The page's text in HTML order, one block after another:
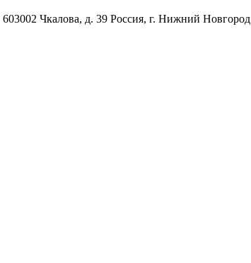
603002 Чкалова, д. 39 Россия, г. Нижний Новгород